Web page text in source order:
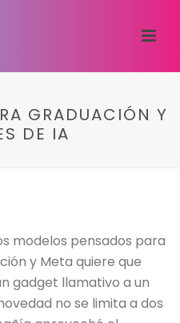
GRADUACIÓN Y
DE IA
modelos pensados para
y Meta quiere que
gadget llamativo a un
no se limita a dos